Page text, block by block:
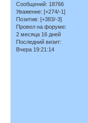
Сообщений: 18766
Уважение: [+274/-1]
Позитив: [+383/-3]
Провел на форуме:
2 месяца 16 дней
Последний визит:
Вчера 19:21:14